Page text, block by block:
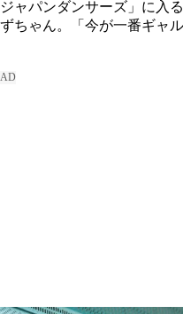
ジャパンダンサーズ」に入
ずちゃん。「今が一番ギャル